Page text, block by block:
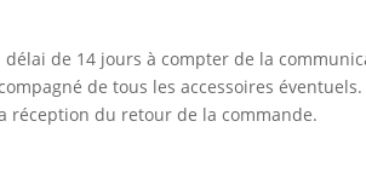
de 14 jours à compter de la
de tous les accessoires
réception du retour de la commande.